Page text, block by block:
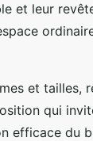
et leur
et tailles,
qui
efficace du